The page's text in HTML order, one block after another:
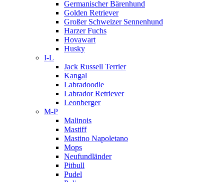
Germanischer Bärenhund
Golden Retriever
Großer Schweizer Sennenhund
Harzer Fuchs
Hovawart
Husky
I-L
Jack Russell Terrier
Kangal
Labradoodle
Labrador Retriever
Leonberger
M-P
Malinois
Mastiff
Mastino Napoletano
Mops
Neufundländer
Pitbull
Pudel